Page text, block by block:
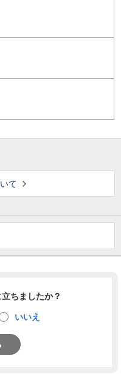
て
ちましたか？
いいえ